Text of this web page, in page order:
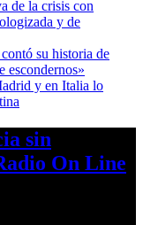
de la crisis con
y de
su historia de
escondernos»
y en Italia lo
sin
On Line